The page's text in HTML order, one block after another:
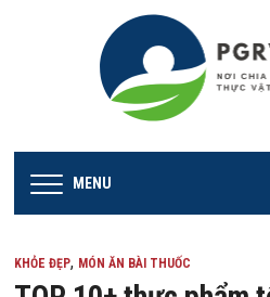
MENU
KHỎE ĐẸP, MÓN ĂN BÀI THUỐC